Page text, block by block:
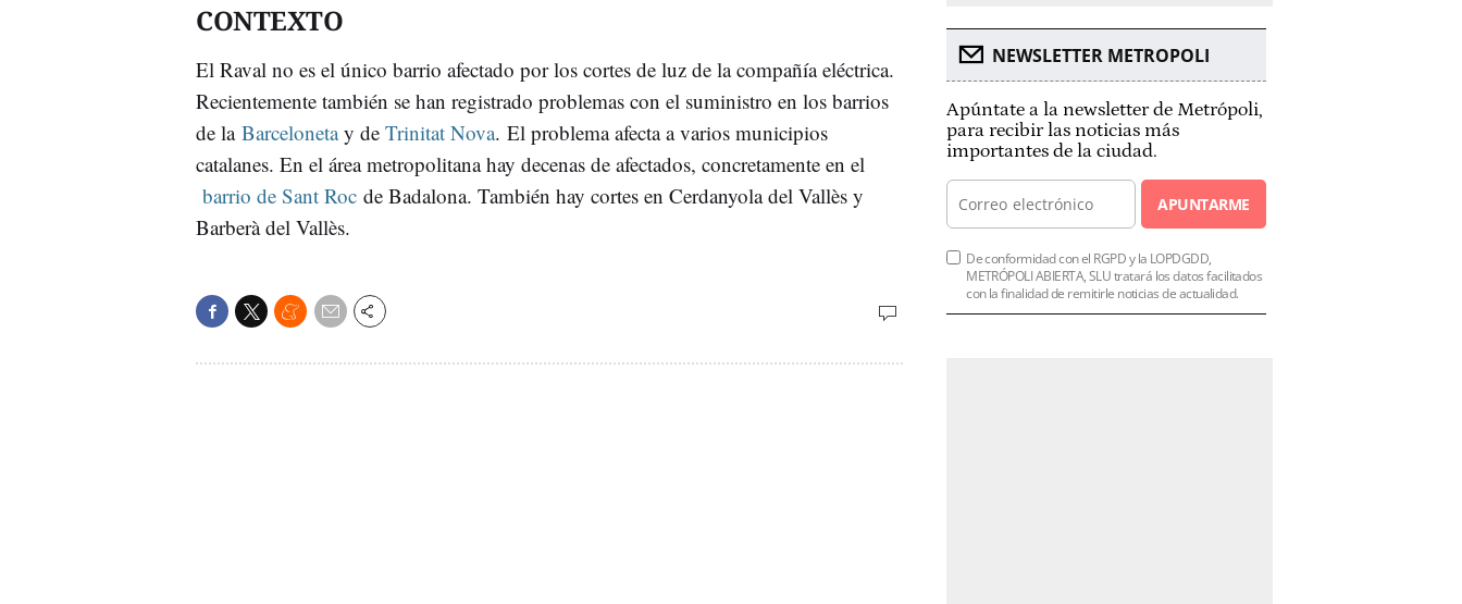
CONTEXTO
El Raval no es el único barrio afectado por los cortes de luz de la compañía eléctrica.
Recientemente también se han registrado problemas con el suministro en los barrios
de la Barcelonetay de Trinitat Nova. El problema afecta a varios municipios
catalanes. En el área metropolitana hay decenas de afectados, concretamente en el
barrio de Sant Roc de Badalona. También hay cortes en Cerdanyola del Vallès y
Barberà del Vallès.
NEWSLETTER METROPOLI
Apúntate a la newsletter de Metrópoli,
para recibir las noticias más
importantes de la ciudad.
APUNTARME
De conformidad con el RGPD y la LOPDGDD,
METRÓPOLI ABIERTA, SLU tratará los datos facilitados
con la finalidad de remitirle noticias de actualidad.